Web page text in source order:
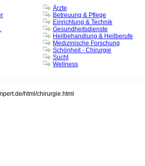
Ärzte
Betreuung & Pflege
Einrichtung & Technik
Gesundheitsdienste
Heilbehandlung & Heilberufe
Medizinische Forschung
Schönheit - Chirurgie
Sucht
Wellness
html/chirurgie.html